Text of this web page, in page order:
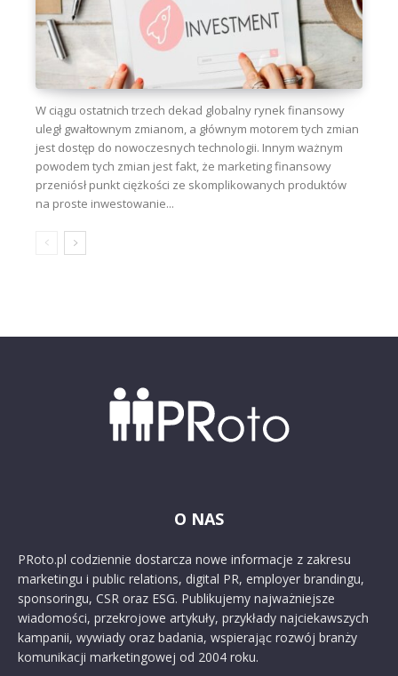
W ciągu ostatnich trzech dekad globalny rynek finansowy
uległ gwałtownym zmianom, a głównym motorem tych zmian
jest dostęp do nowoczesnych technologii. Innym ważnym
powodem tych zmian jest fakt, że marketing finansowy
przeniósł punkt ciężkości ze skomplikowanych produktów
na proste inwestowanie...
O NAS
PRoto.pl codziennie dostarcza nowe informacje z zakresu
marketingu i public relations, digital PR, employer brandingu,
sponsoringu, CSR oraz ESG. Publikujemy najważniejsze
wiadomości, przekrojowe artykuły, przykłady najciekawszych
kampanii, wywiady oraz badania, wspierając rozwój branży
komunikacji marketingowej od 2004 roku.